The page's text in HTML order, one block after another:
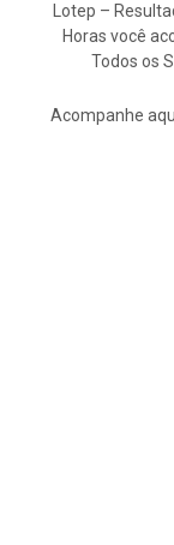
Lotep –
Horas você
Todos os
Acompanhe